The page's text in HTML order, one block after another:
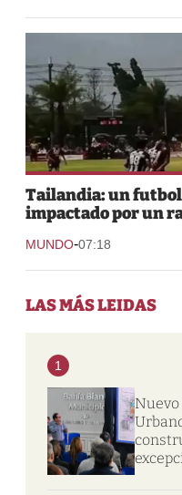
Tailandia: un
impactado por un
MUNDO-07:18
LAS MÁS LEIDAS
1
Nuevo